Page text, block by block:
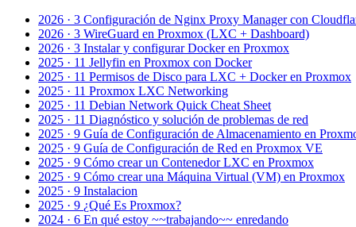
2026 · 3 Configuración de Nginx Proxy Manager con
2026 · 3 WireGuard en Proxmox (LXC + Dashboard)
2026 · 3 Instalar y configurar Docker en Proxmox
2025 · 11 Jellyfin en Proxmox con Docker
2025 · 11 Permisos de Disco para LXC + Docker en Proxmox
2025 · 11 Proxmox LXC Networking
2025 · 11 Debian Network Quick Cheat Sheet
2025 · 11 Diagnóstico y solución de problemas de red
2025 · 9 Guía de Configuración de Almacenamiento en
2025 · 9 Guía de Configuración de Red en Proxmox VE
2025 · 9 Cómo crear un Contenedor LXC en Proxmox
2025 · 9 Cómo crear una Máquina Virtual (VM) en Proxmox
2025 · 9 Instalacion
2025 · 9 ¿Qué Es Proxmox?
2024 · 6 En qué estoy ~~trabajando~~ enredando